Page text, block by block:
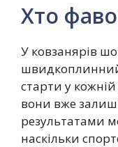
Хто
У ковзанярів
старти у
вони вже
результатами
наскільки